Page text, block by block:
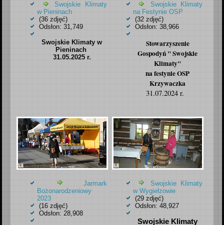
Swojskie Klimaty
w Pieninach
(36 zdjęć)
Odsłon: 31,749
Swojskie Klimaty w
Pieninach
31.05.2025 r.
Swojskie Klimaty
na Festynie OSP
(32 zdjęć)
Odsłon: 38,966
Stowarzyszenie
Gospodyń " Swojskie
Klimaty"
na festynie OSP
Krzywaczka
31.07.2024 r.
Jarmark
Bożonarodzeniowy
2023
(16 zdjęć)
Odsłon: 28,908
Swojskie Klimaty
w Wygiełzowie
(29 zdjęć)
Odsłon: 48,927
Swojskie Klimaty